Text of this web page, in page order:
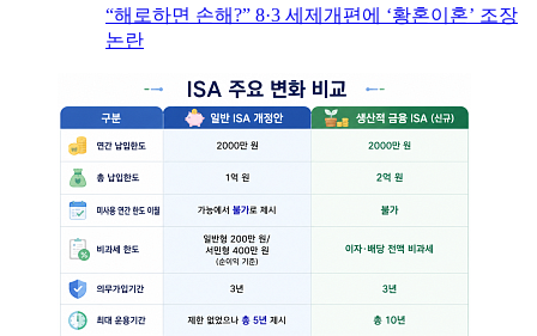
“해로하면 손해?” 8·3 세제개편에 ‘황혼이혼’ 조장
논란